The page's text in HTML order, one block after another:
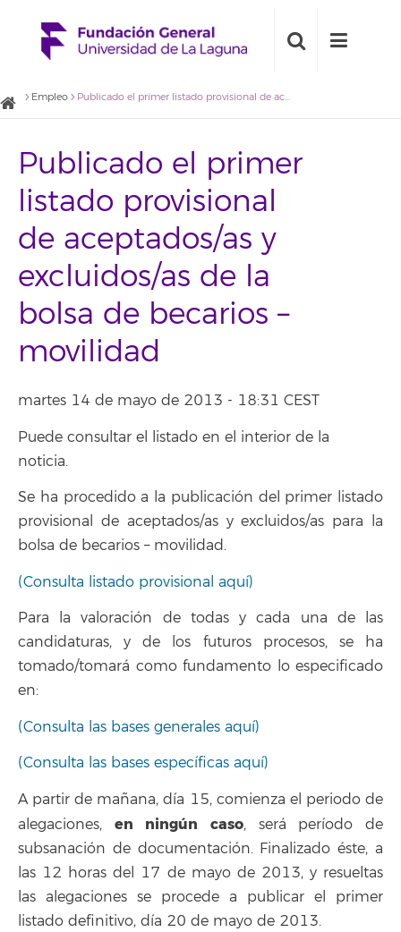
Empleo Publicado el primer listado provisional de aceptados/as y excluidos/as de la bolsa de becarios – movilidad
Publicado el primer
listado provisional
de aceptados/as y
excluidos/as de la
bolsa de becarios –
movilidad
martes 14 de mayo de 2013 - 18:31 CEST
Puede consultar el listado en el interior de la
noticia.
Se ha procedido a la publicación del primer listado
provisional de aceptados/as y excluidos/as para la
bolsa de becarios – movilidad.
(Consulta listado provisional aquí)
Para la valoración de todas y cada una de las
candidaturas, y de los futuros procesos, se ha
tomado/tomará como fundamento lo especificado
en:
(Consulta las bases generales aquí)
(Consulta las bases específicas aquí)
A partir de mañana, día 15, comienza el periodo de
alegaciones, en ningún caso, será período de
subsanación de documentación. Finalizado éste, a
las 12 horas del 17 de mayo de 2013, y resueltas
las alegaciones se procede a publicar el primer
listado definitivo, día 20 de mayo de 2013.